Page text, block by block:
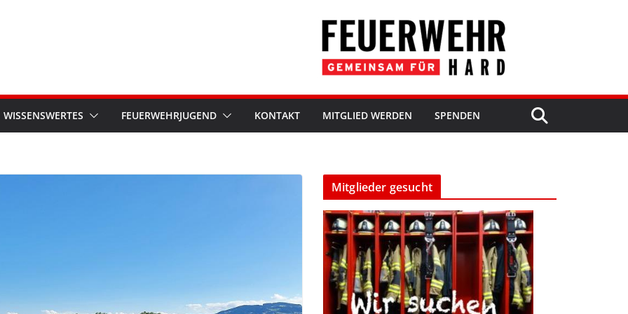
WISSENSWERTES FEUERWEHRJUGEND KONTAKT MITGLIED WERDEN SPENDEN
Mitglieder gesucht